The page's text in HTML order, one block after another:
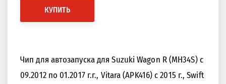
КУПИТЬ
Чип для автозапуска для Suzuki Wagon R (MH34S) с
09.2012 по 01.2017 г.г., Vitara (APK416) с 2015 г., Swift